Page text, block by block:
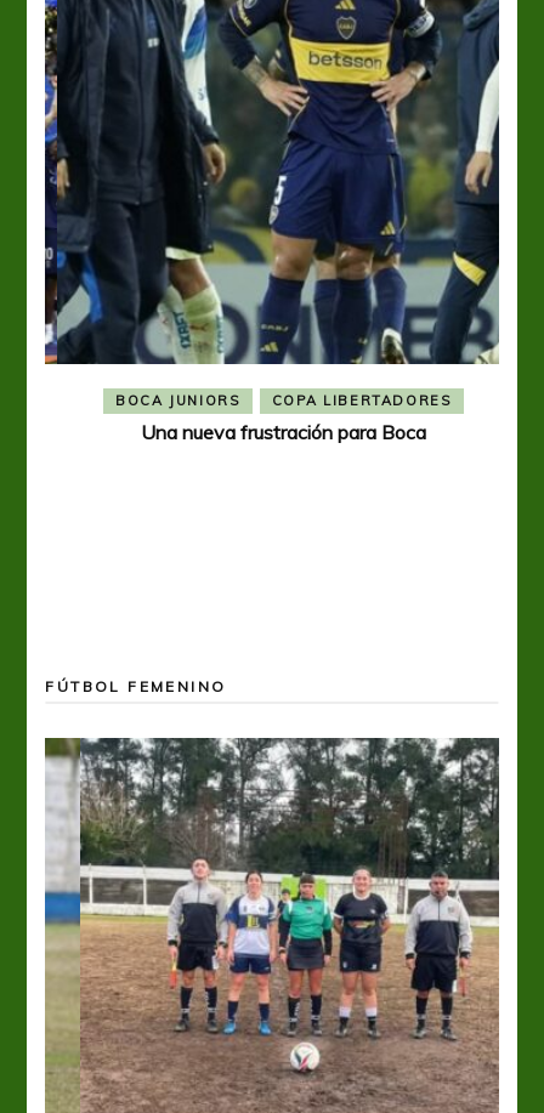
BOCA JUNIORS COPA LIBERTADORES
Una nueva frustración para Boca
FÚTBOL FEMENINO